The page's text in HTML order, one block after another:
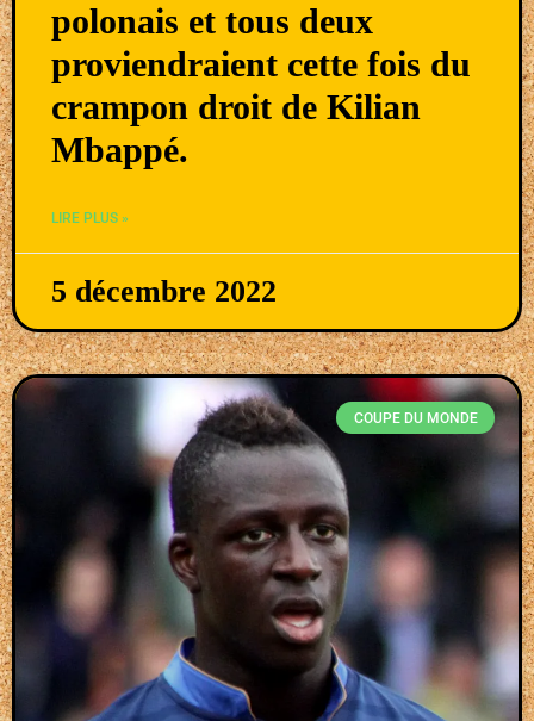
polonais et tous deux
proviendraient cette fois du
crampon droit de Kilian
Mbappé.
LIRE PLUS »
5 décembre 2022
COUPE DU MONDE